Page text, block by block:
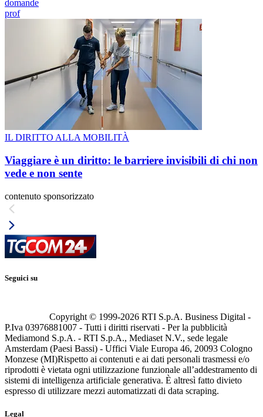
domande
prof
IL DIRITTO ALLA MOBILITÀ
Viaggiare è un diritto: le barriere invisibili di chi non
vede e non sente
contenuto sponsorizzato
Seguici su
Copyright © 1999-2026 RTI S.p.A. Business Digital -
P.Iva 03976881007 - Tutti i diritti riservati - Per la pubblicità
Mediamond S.p.A. - RTI S.p.A., Mediaset N.V., sede legale
Amsterdam (Paesi Bassi) - Uffici Viale Europa 46, 20093 Cologno
Monzese (MI)Rispetto ai contenuti e ai dati personali trasmessi e/o
riprodotti è vietata ogni utilizzazione funzionale all’addestramento di
sistemi di intelligenza artificiale generativa. È altresì fatto divieto
espresso di utilizzare mezzi automatizzati di data scraping.
Legal